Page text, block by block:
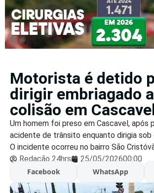
Motorista é detido
dirigir embriagado
colisão em
Um homem foi preso em Cascavel, após
acidente de trânsito enquanto dirigia
O incidente ocorreu no bairro São
Redação 24hrs
25/05/202600:00
Facebook
WhatsApp